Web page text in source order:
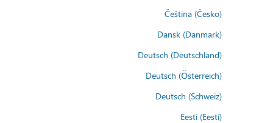
Čeština (Česko)
Dansk (Danmark)
Deutsch (Deutschland)
Deutsch (Österreich)
Deutsch (Schweiz)
Eesti (Eesti)